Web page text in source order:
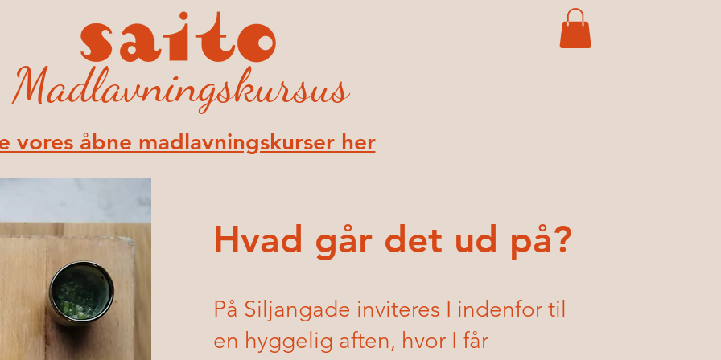
Madlavningskursus
vores åbne madlavningskurser her
Hvad går det ud på?
På Siljangade inviteres I indenfor til
en hyggelig aften, hvor I får